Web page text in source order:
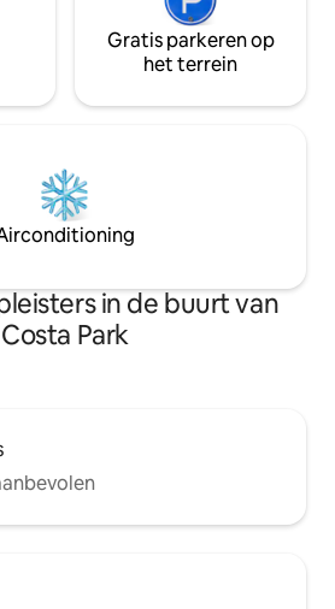
Gratis parkeren op
het terrein
in de buurt van
Costa Park